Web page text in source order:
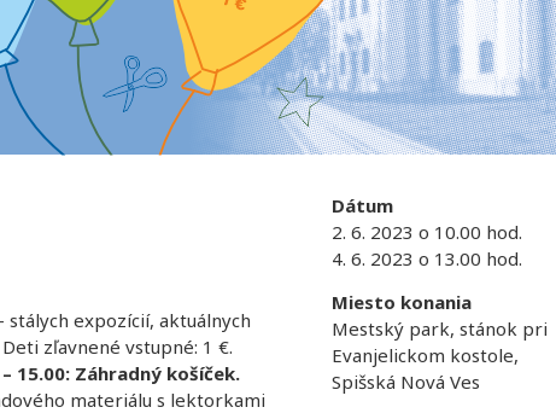
stálych expozícií, aktuálnych
zľavnené vstupné: 1 €.
15.00: Záhradný košíček.
materiálu s lektorkami
Dátum
2. 6. 2023 o 10.00 hod.
4. 6. 2023 o 13.00 hod.
Miesto konania
Mestský park, stánok pri
Evanjelickom kostole,
Spišská Nová Ves